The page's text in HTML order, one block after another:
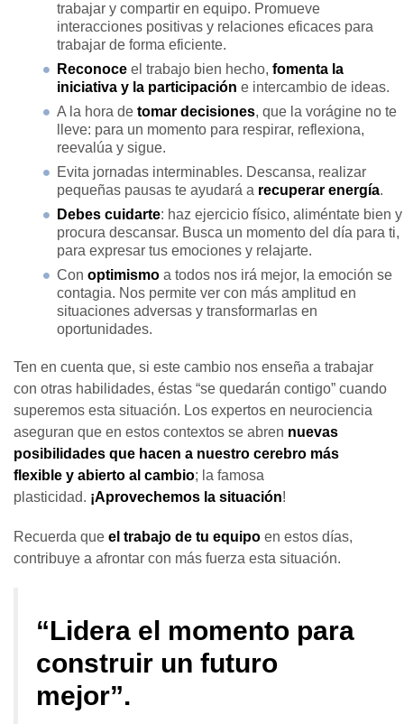
trabajar y compartir en equipo. Promueve
interacciones positivas y relaciones eficaces para
trabajar de forma eficiente.
Reconoce el trabajo bien hecho, fomenta la
iniciativa y la participación e intercambio de ideas.
A la hora de tomar decisiones, que la vorágine no te
lleve: para un momento para respirar, reflexiona,
reevalúa y sigue.
Evita jornadas interminables. Descansa, realizar
pequeñas pausas te ayudará a recuperar energía.
Debes cuidarte: haz ejercicio físico, aliméntate bien y
procura descansar. Busca un momento del día para ti,
para expresar tus emociones y relajarte.
Con optimismo a todos nos irá mejor, la emoción se
contagia. Nos permite ver con más amplitud en
situaciones adversas y transformarlas en
oportunidades.
Ten en cuenta que, si este cambio nos enseña a trabajar
con otras habilidades, éstas “se quedarán contigo” cuando
superemos esta situación. Los expertos en neurociencia
aseguran que en estos contextos se abren nuevas
posibilidades que hacen a nuestro cerebro más
flexible y abierto al cambio; la famosa
plasticidad. ¡Aprovechemos la situación!
Recuerda que el trabajo de tu equipo en estos días,
contribuye a afrontar con más fuerza esta situación.
“Lidera el momento para
construir un futuro
mejor”.